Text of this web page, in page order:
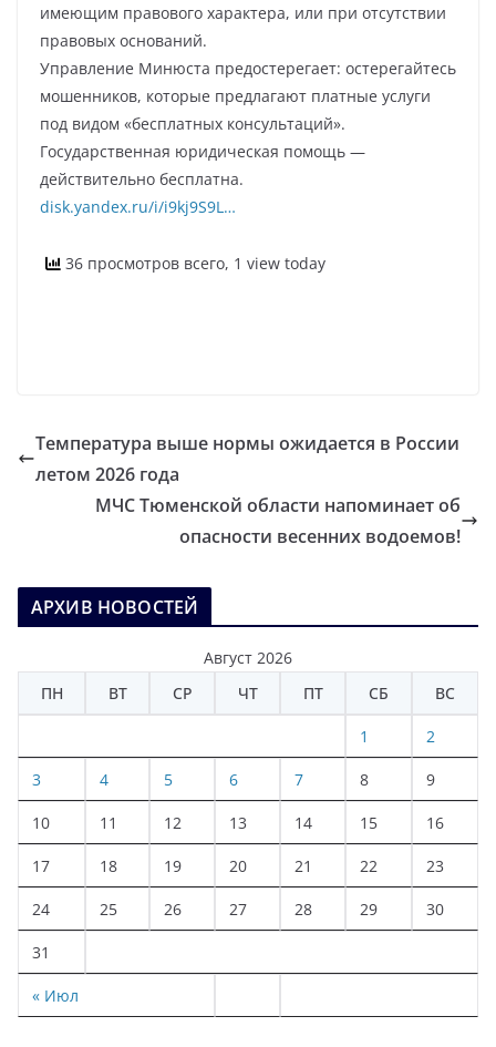
имеющим правового характера, или при отсутствии
правовых оснований.
Управление Минюста предостерегает: остерегайтесь
мошенников, которые предлагают платные услуги
под видом «бесплатных консультаций».
Государственная юридическая помощь —
действительно бесплатна.
disk.yandex.ru/i/i9kj9S9L…
36 просмотров всего, 1 view today
Температура выше нормы ожидается в России
летом 2026 года
МЧС Тюменской области напоминает об
опасности весенних водоемов!
АРХИВ НОВОСТЕЙ
Август 2026
ПН
ВТ СР ЧТ ПТ СБ ВС
« Июл
1 2
3 4 5 6 7 8 9
10 11 12 13 14 15 16
17 18 19 20 21 22 23
24 25 26 27 28 29 30
31